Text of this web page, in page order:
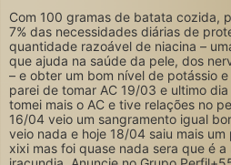
Com 100 gramas de batata cozida,
7% das necessidades diárias de
quantidade razoável de niacina –
que ajuda na saúde da pele, dos
– e obter um bom nível de potássio
parei de tomar AC 19/03 e ultimo
tomei mais o AC e tive relações no
16/04 veio um sangramento igual
veio nada e hoje 18/04 saiu mais
xixi mas foi quase nada sera que é